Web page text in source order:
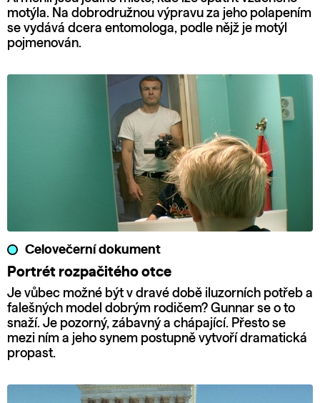
motýla. Na dobrodružnou výpravu za jeho polapením
se vydává dcera entomologa, podle nějž je motýl
pojmenován.
Celovečerní dokument
Portrét rozpačitého otce
Je vůbec možné být v dravé době iluzorních potřeb a
falešných model dobrým rodičem? Gunnar se o to
snaží. Je pozorný, zábavný a chápající. Přesto se
mezi ním a jeho synem postupně vytvoří dramatická
propast.